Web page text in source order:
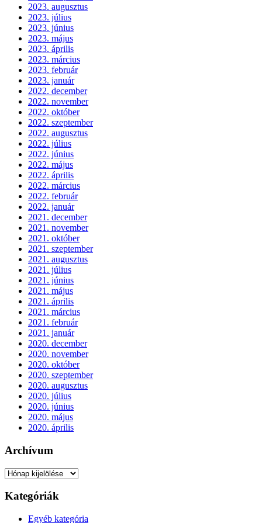
2023. augusztus
2023. július
2023. június
2023. május
2023. április
2023. március
2023. február
2023. január
2022. december
2022. november
2022. október
2022. szeptember
2022. augusztus
2022. július
2022. június
2022. május
2022. április
2022. március
2022. február
2022. január
2021. december
2021. november
2021. október
2021. szeptember
2021. augusztus
2021. július
2021. június
2021. május
2021. április
2021. március
2021. február
2021. január
2020. december
2020. november
2020. október
2020. szeptember
2020. augusztus
2020. július
2020. június
2020. május
2020. április
Archívum
Archívum
Kategóriák
Egyéb kategória